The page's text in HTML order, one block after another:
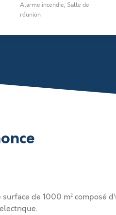
Alarme incendie, Salle de
réunion
de 1000 m² composé